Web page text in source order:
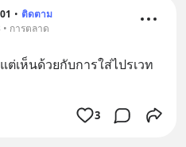
• ติดตาม
• การตลาด
เห็นด้วยกับการใส่ไปรเวท
3